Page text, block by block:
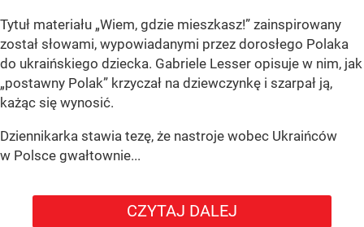
Tytuł materiału „Wiem, gdzie mieszkasz!” zainspirowany
został słowami, wypowiadanymi przez dorosłego Polaka
do ukraińskiego dziecka. Gabriele Lesser opisuje w nim, jak
„postawny Polak” krzyczał na dziewczynkę i szarpał ją,
każąc się wynosić.
Dziennikarka stawia tezę, że nastroje wobec Ukraińców
w Polsce gwałtownie...
CZYTAJ DALEJ